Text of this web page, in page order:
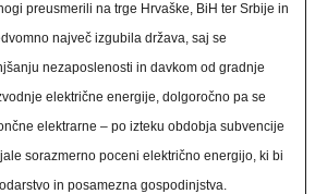
preusmerili na trge Hrvaške, BiH ter Srbije in
največ izgubila država, saj se
nezaposlenosti in davkom od gradnje
električne energije, dolgoročno pa se
elektrarne – po izteku obdobja subvencije
sorazmerno poceni električno energijo, ki bi
in posamezna gospodinjstva.